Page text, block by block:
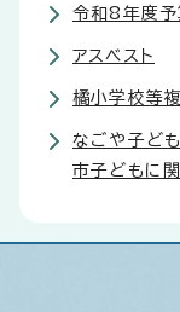
令和8年度予
アスベスト
橘小学校等
なごや子ど
市子どもに